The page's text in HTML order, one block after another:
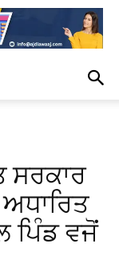
ਸਰਕਾਰ
ਪਿੰਡ ਵਜੋਂ